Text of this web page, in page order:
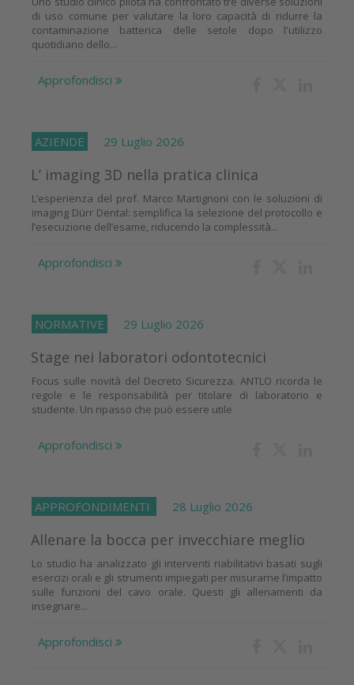
di uso comune per valutare la loro capacità di ridurre la
contaminazione batterica delle setole dopo l'utilizzo
quotidiano dello...
Approfondisci
AZIENDE 29 Luglio 2026
L’ imaging 3D nella pratica clinica
L’esperienza del prof. Marco Martignoni con le soluzioni di
imaging Dürr Dental: semplifica la selezione del protocollo e
l’esecuzione dell’esame, riducendo la complessità...
Approfondisci
NORMATIVE 29 Luglio 2026
Stage nei laboratori odontotecnici
Focus sulle novità del Decreto Sicurezza. ANTLO ricorda le
regole e le responsabilità per titolare di laboratorio e
studente. Un ripasso che può essere utile
Approfondisci
APPROFONDIMENTI 28 Luglio 2026
Allenare la bocca per invecchiare meglio
Lo studio ha analizzato gli interventi riabilitativi basati sugli
esercizi orali e gli strumenti impiegati per misurarne l’impatto
sulle funzioni del cavo orale. Questi gli allenamenti da
insegnare...
Approfondisci